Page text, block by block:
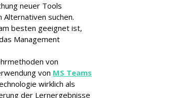
neuer Tools
Alternativen suchen.
besten geeignet ist,
Management
von
von MS Teams
wirklich als
der Lernergebnisse